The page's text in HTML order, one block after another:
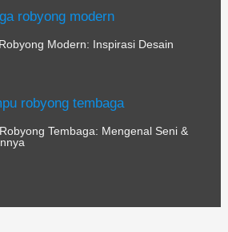
Modern: Inspirasi Desain
Tembaga: Mengenal Seni &